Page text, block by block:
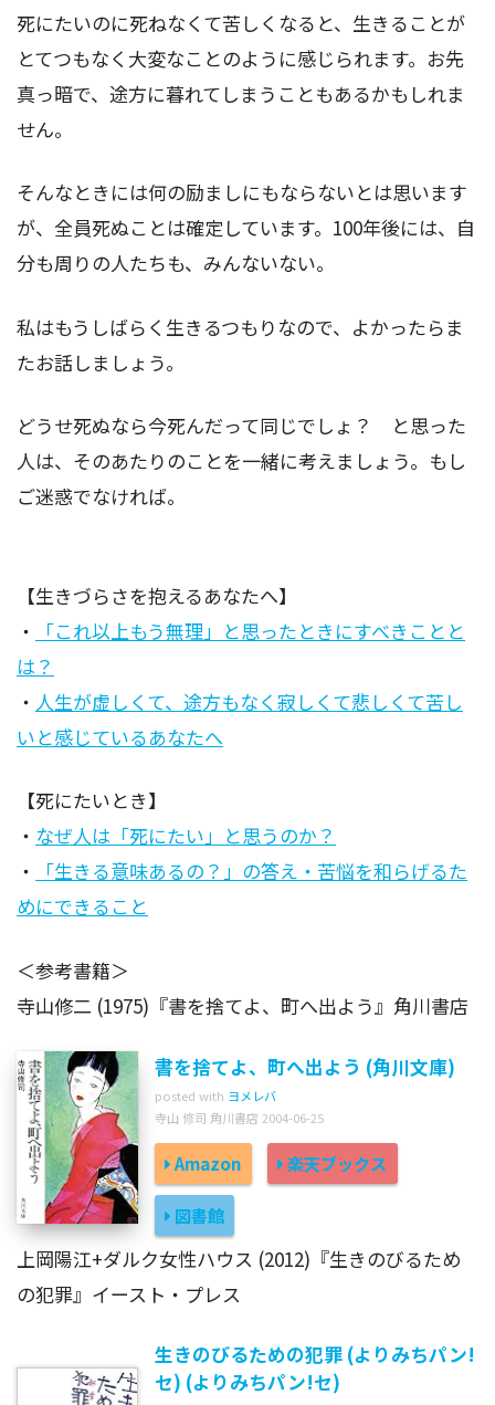
死にたいのに死ねなくて苦しくなると、生きることが
とてつもなく大変なことのように感じられます。お先
真っ暗で、途方に暮れてしまうこともあるかもしれま
せん。
そんなときには何の励ましにもならないとは思います
が、全員死ぬことは確定しています。100年後には、自
分も周りの人たちも、みんないない。
私はもうしばらく生きるつもりなので、よかったらま
たお話しましょう。
どうせ死ぬなら今死んだって同じでしょ？ と思った
人は、そのあたりのことを一緒に考えましょう。もし
ご迷惑でなければ。
【生きづらさを抱えるあなたへ】
・
「これ以上もう無理」と思ったときにすべきことと
は？
・ 人生が虚しくて、途方もなく寂しくて悲しくて苦し
いと感じているあなたへ
【死にたいとき】
・ なぜ人は「死にたい」と思うのか？
・
「生きる意味あるの？」の答え・苦悩を和らげるた
めにできること
＜参考書籍＞
寺山修二 (1975)『書を捨てよ、町へ出よう』角川書店
書を捨てよ、町へ出よう (角川文庫)
posted with ヨメレバ
寺山 修司 角川書店 2004-06-25
Amazon 楽天ブックス
図書館
上岡陽江+ダルク女性ハウス (2012)『生きのびるため
の犯罪』イースト・プレス
生きのびるための犯罪 (よりみちパン!
セ) (よりみちパン!セ)